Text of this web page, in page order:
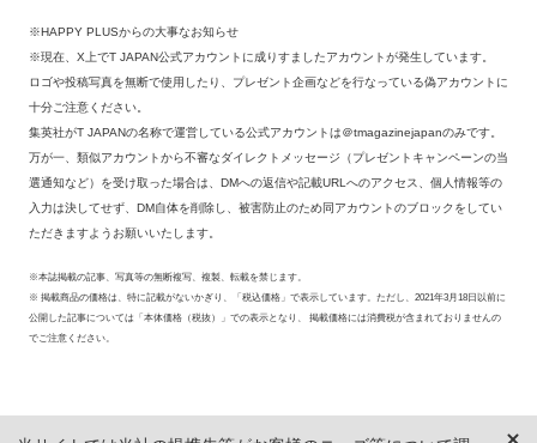
※HAPPY PLUSからの大事なお知らせ
※現在、X上でT JAPAN公式アカウントに成りすましたアカウントが発生しています。
ロゴや投稿写真を無断で使用したり、プレゼント企画などを行なっている偽アカウントに
十分ご注意ください。
集英社がT JAPANの名称で運営している公式アカウントは＠tmagazinejapanのみです。
万が一、類似アカウントから不審なダイレクトメッセージ（プレゼントキャンペーンの当
選通知など）を受け取った場合は、DMへの返信や記載URLへのアクセス、個人情報等の
入力は決してせず、DM自体を削除し、被害防止のため同アカウントのブロックをしてい
ただきますようお願いいたします。
※本誌掲載の記事、写真等の無断複写、複製、転載を禁じます。
※ 掲載商品の価格は、特に記載がないかぎり、「税込価格」で表示しています。ただし、2021年3月18日以前に
公開した記事については「本体価格（税抜）」での表示となり、 掲載価格には消費税が含まれておりませんの
でご注意ください。